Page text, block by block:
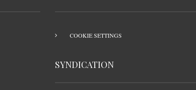
COOKIE SETTINGS
SYNDICATION